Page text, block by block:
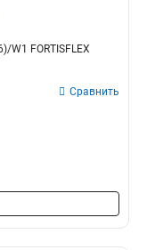
FORTISFLEX
Сравнить